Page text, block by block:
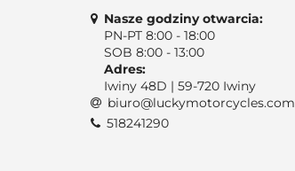
Nasze godziny otwarcia:
PN-PT 8:00 - 18:00
SOB 8:00 - 13:00
Adres:
Iwiny 48D | 59-720 Iwiny
biuro@luckymotorcycles.com
518241290